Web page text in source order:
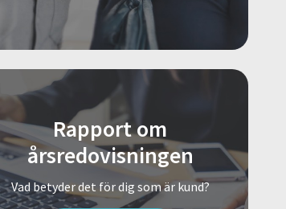
Rapport om
årsredovisningen
Vad betyder det för dig som är kund?